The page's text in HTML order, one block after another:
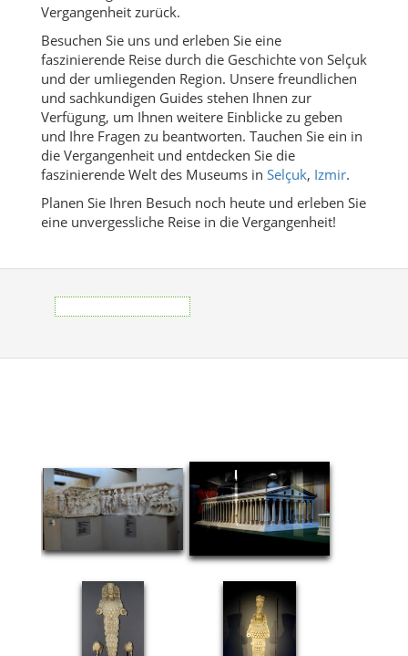
Vergangenheit zurück.
Besuchen Sie uns und erleben Sie eine
faszinierende Reise durch die Geschichte von Selçuk
und der umliegenden Region. Unsere freundlichen
und sachkundigen Guides stehen Ihnen zur
Verfügung, um Ihnen weitere Einblicke zu geben
und Ihre Fragen zu beantworten. Tauchen Sie ein in
die Vergangenheit und entdecken Sie die
faszinierende Welt des Museums in Selçuk, Izmir.
Planen Sie Ihren Besuch noch heute und erleben Sie
eine unvergessliche Reise in die Vergangenheit!